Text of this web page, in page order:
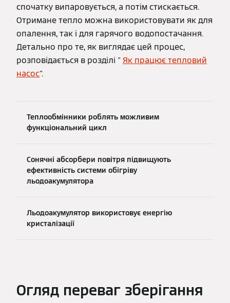
спочатку випаровується, а потім стискається.
Отримане тепло можна використовувати як для
опалення, так і для гарячого водопостачання.
Детально про те, як виглядає цей процес,
розповідається в розділі " Як працює тепловий
насос".
Теплообмінники роблять можливим
функціональний цикл
Сонячні абсорбери повітря підвищують
ефективність системи обігріву
льодоакумулятора
Льодоакумулятор використовує енергію
кристалізації
Огляд переваг зберігання